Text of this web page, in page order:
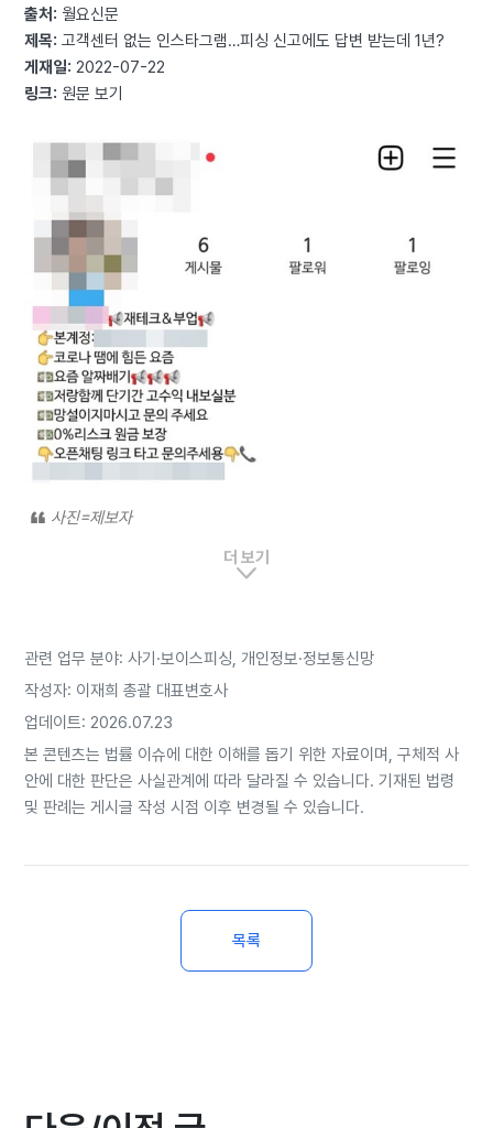
출처: 월요신문
제목: 고객센터 없는 인스타그램…피싱 신고에도 답변 받는데 1년?
게재일: 2022-07-22
링크: 원문 보기
사진=제보자
[월요신문=승동엽 기자］인스타그램 내에서 계정 해킹, 사진도용, 피
센터의 부존재가 문제로 거론되고 있다.
최근 인스타그램 계정을 신설한 A씨는 며칠 후 지인의 연락을 받고 자
신의 계정이 피싱 사기에 악용됐다는 사실을 확인했다.
그는 곧바로 인스타그램 계정에 접속을 시도했지만 실패했고, 인증을
통해 비밀번호를 바꾼 후 재접속을 통해 자신의 계정이 무단으로 도용
하단에는 '저랑 함께 단기간 고수익 내보실분', '0% 리스크 원금 보장',
'오픈 채팅 링크 타고 문의주세요' 등의 불법 광고성 문구들이 나열돼
특히 그는 자신의 계정이 피싱에 악용됐음에도 불구하고 이를 마땅히
더 보기
관련 업무 분야: 사기·보이스피싱, 개인정보·정보통신망
작성자: 이재희 총괄 대표변호사
업데이트: 2026.07.23
본 콘텐츠는 법률 이슈에 대한 이해를 돕기 위한 자료이며, 구체적 사
안에 대한 판단은 사실관계에 따라 달라질 수 있습니다. 기재된 법령
및 판례는 게시글 작성 시점 이후 변경될 수 있습니다.
목록